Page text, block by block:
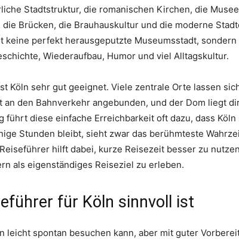
Stadtstruktur, die romanischen Kirchen, die
die Brücken, die Brauhauskultur und die moderne
keine perfekt herausgeputzte Museumsstadt,
Wiederaufbau, Humor und viel Alltagskultur.
Köln sehr gut geeignet. Viele zentrale Orte lassen
den Bahnverkehr angebunden, und der Dom liegt
führt diese einfache Erreichbarkeit oft dazu, dass Köln
Stunden bleibt, sieht zwar das berühmteste
hilft dabei, kurze Reisezeit besser zu
als eigenständiges Reiseziel zu erleben.
für Köln sinnvoll ist
leicht spontan besuchen kann, aber mit guter